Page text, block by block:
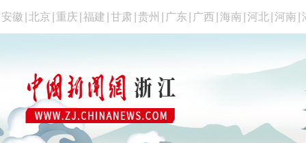
安徽 北京 重庆 福建 甘肃 贵州 广东 广西 海南 河北 河南